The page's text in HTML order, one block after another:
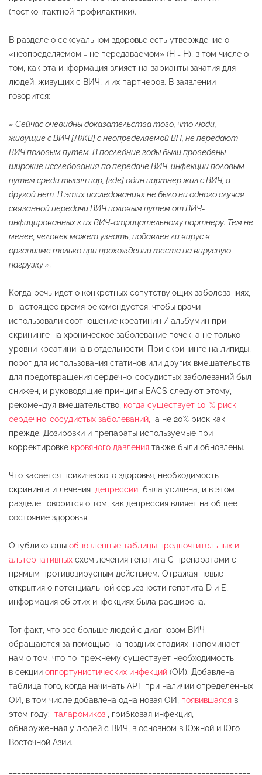
(постконтактной профилактики).
В разделе о сексуальном здоровье есть утверждение о
«неопределяемом = не передаваемом» (Н = Н), в том числе о
том, как эта информация влияет на варианты зачатия для
людей, живущих с ВИЧ, и их партнеров. В заявлении
говорится:
« Сейчас очевидны доказательства того, что люди,
живущие с ВИЧ [ЛЖВ] с неопределяемой ВН, не передают
ВИЧ половым путем. В последние годы были проведены
широкие исследования по передаче ВИЧ-инфекции половым
путем среди тысяч пар, [где] один партнер жил с ВИЧ, а
другой нет. В этих исследованиях не было ни одного случая
связанной передачи ВИЧ половым путем от ВИЧ-
инфицированных к их ВИЧ-отрицательному партнеру. Тем не
менее, человек может узнать, подавлен ли вирус в
организме только при прохождении теста на вирусную
нагрузку ».
Когда речь идет о конкретных сопутствующих заболеваниях,
в настоящее время рекомендуется, чтобы врачи
использовали соотношение креатинин / альбумин при
скрининге на хроническое заболевание почек, а не только
уровни креатинина в отдельности. При скрининге на липиды,
порог для использования статинов или других вмешательств
для предотвращения сердечно-сосудистых заболеваний был
снижен, и руководящие принципы EACS следуют этому,
рекомендуя вмешательство, когда существует 10-% риск
сердечно-сосудистых заболеваний, а не 20% риск как
прежде. Дозировки и препараты используемые при
корректировке кровяного давления также были обновлены.
Что касается психического здоровья, необходимость
скрининга и лечения депрессии была усилена, и в этом
разделе говорится о том, как депрессия влияет на общее
состояние здоровья.
Опубликованы обновленные таблицы предпочтительных и
альтернативных схем лечения гепатита С препаратами с
прямым противовирусным действием. Отражая новые
открытия о потенциальной серьезности гепатита D и E,
информация об этих инфекциях была расширена.
Тот факт, что все больше людей с диагнозом ВИЧ
обращаются за помощью на поздних стадиях, напоминает
нам о том, что по-прежнему существует необходимость
в секции оппортунистических инфекций (ОИ). Добавлена ​​
таблица того, когда начинать АРТ при наличии определенных
ОИ, в том числе добавлена одна новая ОИ, появившаяся в
этом году: таларомикоз , грибковая инфекция,
обнаруженная у людей с ВИЧ, в основном в Южной и Юго-
Восточной Азии.